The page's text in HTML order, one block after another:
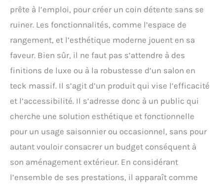
prête à l’emploi, pour créer un coin détente sans se
ruiner. Les fonctionnalités, comme l’espace de
rangement, et l’esthétique moderne jouent en sa
faveur. Bien sûr, il ne faut pas s’attendre à des
finitions de luxe ou à la robustesse d’un salon en
teck massif. Il s’agit d’un produit qui vise l’efficacité
et l’accessibilité. Il s’adresse donc à un public qui
cherche une solution esthétique et fonctionnelle
pour un usage saisonnier ou occasionnel, sans pour
autant vouloir consacrer un budget conséquent à
son aménagement extérieur. En considérant
l’ensemble de ses prestations, il apparaît comme